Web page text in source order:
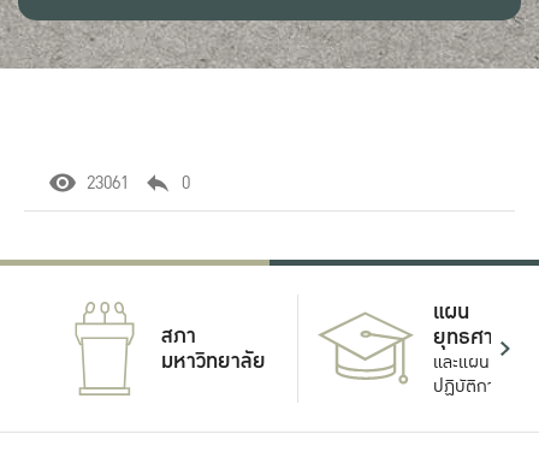
23061 0
สภา
มหาวิทยาลัย
แผน
ยุทธศาสตร์
และแผน
ปฏิบัติการ